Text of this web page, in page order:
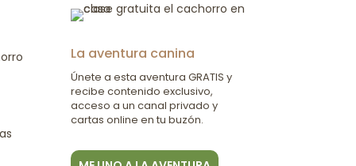
La aventura canina
Únete a esta aventura GRATIS y
recibe contenido exclusivo,
acceso a un canal privado y
cartas online en tu buzón.